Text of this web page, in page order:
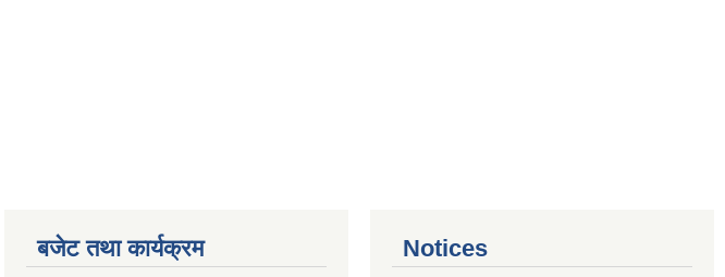
बजेट तथा कार्यक्रम Notices